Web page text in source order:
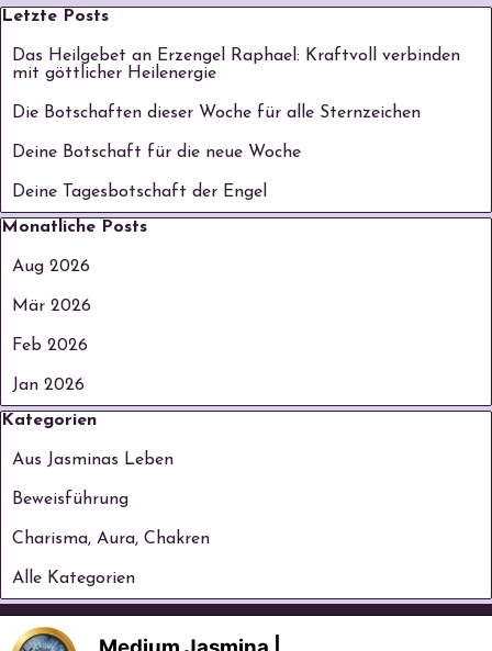
Block überspringen Letzte Posts
Letzte Posts
Das Heilgebet an Erzengel Raphael: Kraftvoll verbinden
mit göttlicher Heilenergie
Die Botschaften dieser Woche für alle Sternzeichen
Deine Botschaft für die neue Woche
Deine Tagesbotschaft der Engel
Block überspringen Monatliche Posts
Monatliche Posts
Aug 2026
Mär 2026
Feb 2026
Jan 2026
Block überspringen Kategorien
Kategorien
Aus Jasminas Leben
Beweisführung
Charisma, Aura, Chakren
Alle Kategorien